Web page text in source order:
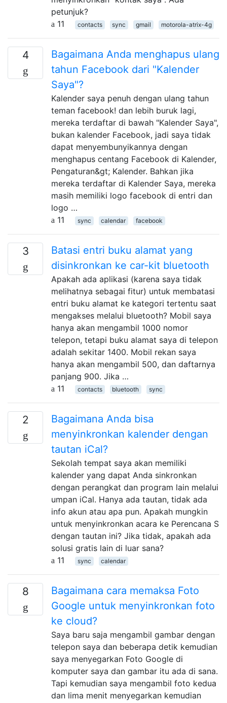
petunjuk?
11
contacts sync gmail motorola-atrix-4g
4
Bagaimana Anda menghapus ulang
tahun Facebook dari "Kalender
Saya"?
Kalender saya penuh dengan ulang tahun
teman facebook! dan lebih buruk lagi,
mereka terdaftar di bawah "Kalender Saya",
bukan kalender Facebook, jadi saya tidak
dapat menyembunyikannya dengan
menghapus centang Facebook di Kalender,
Pengaturan&gt; Kalender. Bahkan jika
mereka terdaftar di Kalender Saya, mereka
masih memiliki logo facebook di entri dan
logo …
11
sync calendar facebook
3
Batasi entri buku alamat yang
disinkronkan ke car-kit bluetooth
Apakah ada aplikasi (karena saya tidak
melihatnya sebagai fitur) untuk membatasi
entri buku alamat ke kategori tertentu saat
mengakses melalui bluetooth? Mobil saya
hanya akan mengambil 1000 nomor
telepon, tetapi buku alamat saya di telepon
adalah sekitar 1400. Mobil rekan saya
hanya akan mengambil 500, dan daftarnya
panjang 900. Jika …
11
contacts bluetooth sync
2
Bagaimana Anda bisa
menyinkronkan kalender dengan
tautan iCal?
Sekolah tempat saya akan memiliki
kalender yang dapat Anda sinkronkan
dengan perangkat dan program lain melalui
umpan iCal. Hanya ada tautan, tidak ada
info akun atau apa pun. Apakah mungkin
untuk menyinkronkan acara ke Perencana S
dengan tautan ini? Jika tidak, apakah ada
solusi gratis lain di luar sana?
11
sync calendar
8
Bagaimana cara memaksa Foto
Google untuk menyinkronkan foto
ke cloud?
Saya baru saja mengambil gambar dengan
telepon saya dan beberapa detik kemudian
saya menyegarkan Foto Google di
komputer saya dan gambar itu ada di sana.
Tapi kemudian saya mengambil foto kedua
dan lima menit menyegarkan kemudian